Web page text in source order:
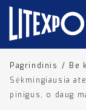
Pagrindinis / Be
Sėkmingiausia
pinigus, o daug